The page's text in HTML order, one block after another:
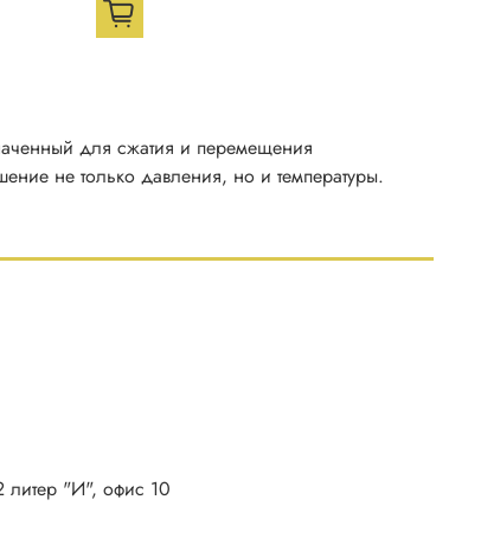
для сжатия и перемещения
не только давления, но и температуры.
литер "И", офис 10